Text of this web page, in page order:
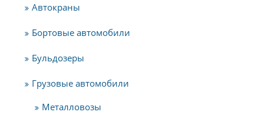
Автокраны
Бортовые автомобили
Бульдозеры
Грузовые автомобили
Металловозы